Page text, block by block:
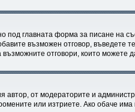
под главната форма за писане на
възможен отговор, въведете
отговори, които можете
от модераторите и
или изтриете. Ако обаче